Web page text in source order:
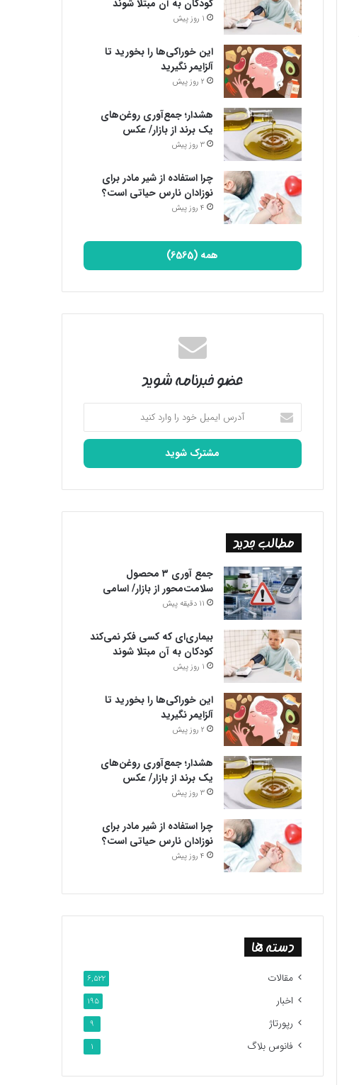
کودکان به آن مبتلا شوند
1 روز پیش
این خوراکی‌ها را بخورید تا
آلزایمر نگیرید
2 روز پیش
هشدار؛ جمع‌آوری روغن‌های
یک برند از بازار/ عکس
3 روز پیش
چرا استفاده از شیر مادر برای
نوزادان نارس حیاتی است؟
4 روز پیش
همه (6565)
عضو خبرنامه شوید
آدرس
ایمیل
خود
وارد
مطالب جدید
جمع آوری ۳ محصول
سلامت‌محور از بازار/ اسامی
11 دقیقه پیش
بیماری‌ای که کسی فکر نمی‌کند
کودکان به آن مبتلا شوند
1 روز پیش
این خوراکی‌ها را بخورید تا
آلزایمر نگیرید
2 روز پیش
هشدار؛ جمع‌آوری روغن‌های
یک برند از بازار/ عکس
3 روز پیش
چرا استفاده از شیر مادر برای
نوزادان نارس حیاتی است؟
4 روز پیش
دسته ها
مقالات 6,522
اخبار 195
رپورتاژ 9
فانوس بلاگ 1